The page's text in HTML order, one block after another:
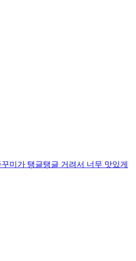
미가 탱글탱글 거려서 너무 맛있게